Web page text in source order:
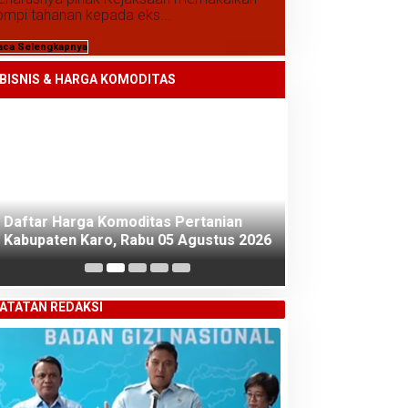
tahanan kepada eks...
Selengkapnya
BISNIS & HARGA KOMODITAS
Daftar Harga Komoditas Pertanian
Kabupaten Karo, Rabu 05 Agustus 2026
REDAKSI